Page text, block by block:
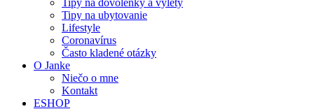
Tipy na dovolenky a výlety
Tipy na ubytovanie
Lifestyle
Coronavírus
Často kladené otázky
O Janke
Niečo o mne
Kontakt
ESHOP